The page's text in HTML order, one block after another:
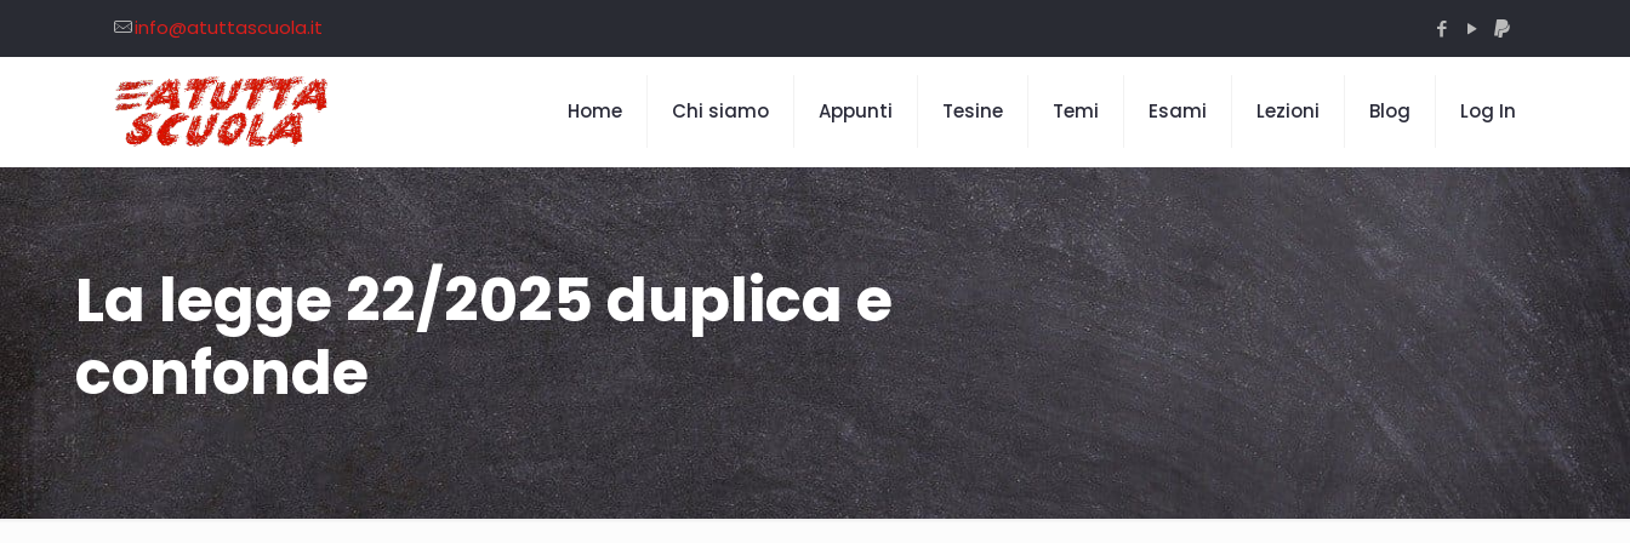
info@atuttascuola.it
Home Chi siamo Appunti Tesine Temi Esami Lezioni Blog Log In
La legge 22/2025 duplica e
confonde